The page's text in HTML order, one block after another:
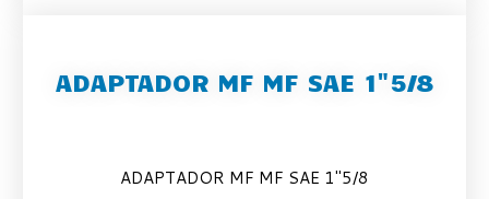
ADAPTADOR MF MF SAE 1"5/8
ADAPTADOR MF MF SAE 1″5/8